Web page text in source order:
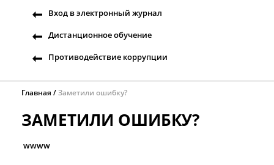
Вход в электронный журнал
Дистанционное обучение
Противодействие коррупции
Главная Заметили ошибку?
ЗАМЕТИЛИ ОШИБКУ?
wwww